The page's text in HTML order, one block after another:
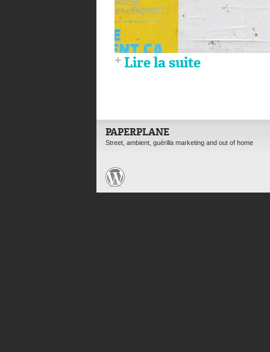
Lire la suite
PAPERPLANE
Street, ambient, guérilla marketing and out of home